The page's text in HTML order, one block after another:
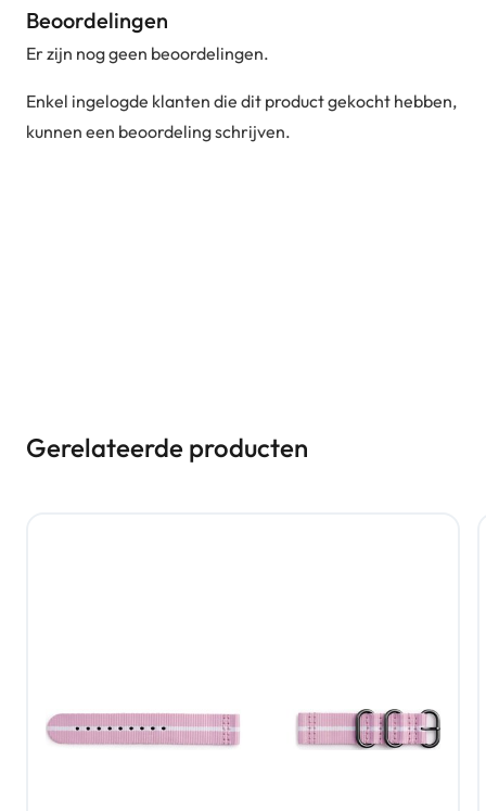
Beoordelingen
Er zijn nog geen beoordelingen.
Enkel ingelogde klanten die dit product gekocht hebben,
kunnen een beoordeling schrijven.
Gerelateerde producten